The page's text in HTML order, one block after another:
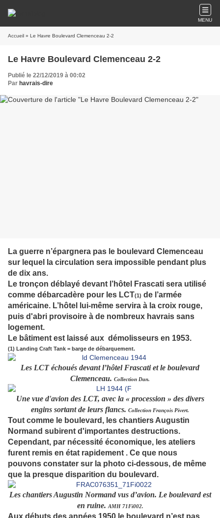
MENU
Accueil » Le Havre Boulevard Clemenceau 2-2
Le Havre Boulevard Clemenceau 2-2
Publié le 22/12/2019 à 00:02
Par havrais-dire
La guerre n’épargnera pas le boulevard Clemenceau
sur lequel la circulation sera impossible pendant plus
de dix ans.
Le tronçon déblayé devant l’hôtel Frascati sera utilisé
comme débarcadère pour les LCT(1) de l’armée
américaine. L’hôtel lui-même servira à la croix rouge,
puis d'abri provisoire à de nombreux havrais sans
logement.
Le bâtiment est laissé aux démolisseurs en 1953.
(1) Landing Craft Tank = barge de débarquement.
Les LCT échoués devant l’hôtel Frascati et le boulevard
Clemenceau. Collection Dan.
Une vue d'avion des LCT, avec la « procession » des divers
engins sortant de leurs flancs. Collection François Pivert.
Tout comme le boulevard, les chantiers Augustin
Normand subirent d'importantes destructions.
Cependant, par nécessité économique, les ateliers
furent remis en état rapidement . Ce que nous
pouvons constater sur la photo ci-dessous, de même
que la presque disparition du boulevard.
Les chantiers Augustin Normand vus d’avion. Le boulevard est
en ruine. AMH 71Fi002.